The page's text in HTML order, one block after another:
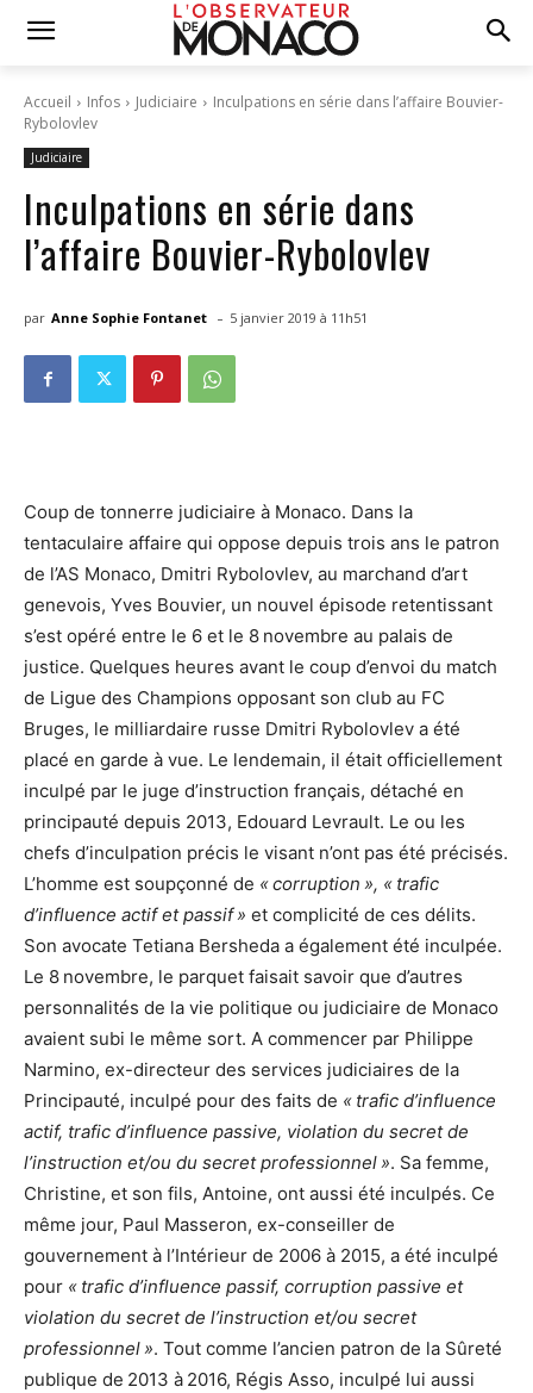
Accueil Infos Judiciaire
Inculpations en série dans l’affaire Bouvier-
Rybolovlev
Judiciaire
Inculpations en série dans
l’affaire Bouvier-Rybolovlev
par Anne Sophie Fontanet - 5 janvier 2019 à 11h51
Coup de tonnerre judiciaire à Monaco. Dans la
tentaculaire affaire qui oppose depuis trois ans le patron
de l’AS Monaco, Dmitri Rybolovlev, au marchand d’art
genevois, Yves Bouvier, un nouvel épisode retentissant
s’est opéré entre le 6 et le 8 novembre au palais de
justice. Quelques heures avant le coup d’envoi du match
de Ligue des Champions opposant son club au FC
Bruges, le milliardaire russe Dmitri Rybolovlev a été
placé en garde à vue. Le lendemain, il était officiellement
inculpé par le juge d’instruction français, détaché en
principauté depuis 2013, Edouard Levrault. Le ou les
chefs d’inculpation précis le visant n’ont pas été précisés.
L’homme est soupçonné de « corruption », « trafic
d’influence actif et passif » et complicité de ces délits.
Son avocate Tetiana Bersheda a également été inculpée.
Le 8 novembre, le parquet faisait savoir que d’autres
personnalités de la vie politique ou judiciaire de Monaco
avaient subi le même sort. A commencer par Philippe
Narmino, ex-directeur des services judiciaires de la
Principauté, inculpé pour des faits de « trafic d’influence
actif, trafic d’influence passive, violation du secret de
l’instruction et/ou du secret professionnel ». Sa femme,
Christine, et son fils, Antoine, ont aussi été inculpés. Ce
même jour, Paul Masseron, ex-conseiller de
gouvernement à l’Intérieur de 2006 à 2015, a été inculpé
pour « trafic d’influence passif, corruption passive et
violation du secret de l’instruction et/ou secret
professionnel ». Tout comme l’ancien patron de la Sûreté
publique de 2013 à 2016, Régis Asso, inculpé lui aussi